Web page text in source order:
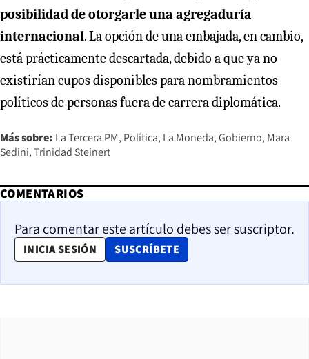
posibilidad de otorgarle una agregaduría
internacional. La opción de una embajada, en cambio,
está prácticamente descartada, debido a que ya no
existirían cupos disponibles para nombramientos
políticos de personas fuera de carrera diplomática.
Más sobre: La Tercera PM Política La Moneda Gobierno Mara
Sedini Trinidad Steinert
COMENTARIOS
Para comentar este artículo debes ser suscriptor.
INICIA SESIÓN SUSCRÍBETE
OPENS IN NEW WINDOW